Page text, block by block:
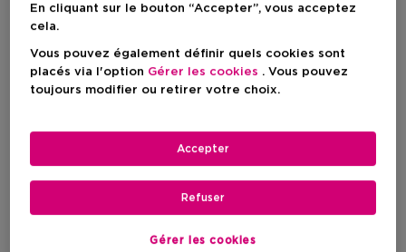
SCENTO
Seductive
Recharge Diffuseur
D’ambiance Vanille & Musc
Prix du produit
14,95 €
Comfort
Recharge Diffuseur
D’ambiance Cachemire &
Prix du produit
14,95 €
En cliquant sur le bouton “Accepter”, vous acceptez
cela.
Vous pouvez également définir quels cookies sont
placés via l'option Gérer les cookies . Vous pouvez
toujours modifier ou retirer votre choix.
Gérer les cookies
Refuser
Accepter